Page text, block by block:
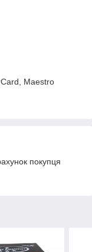
Maestro
покупця